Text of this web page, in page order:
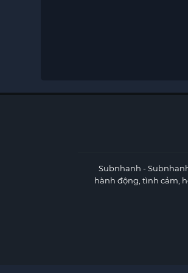
Subnhanh -
hành động, tình cảm,